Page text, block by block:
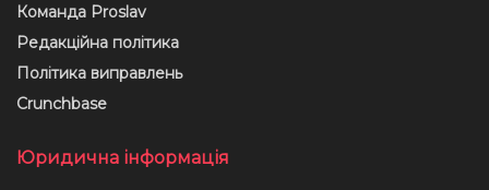
Команда Proslav
Редакційна політика
Політика виправлень
Crunchbase
Юридична інформація